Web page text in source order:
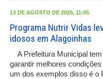
13 DE AGOSTO DE 2025, 11:05
Programa Nutrir Vidas
idosos em Alagoinhas
A Prefeitura Municipal
garantir melhores
um dos exemplos disso é o